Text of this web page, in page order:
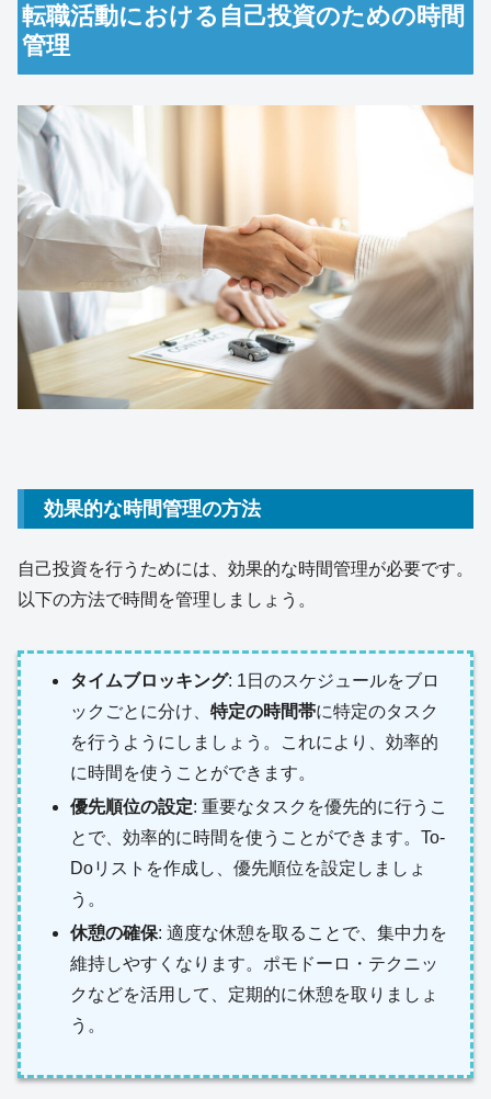
転職活動における自己投資のための時間
管理
効果的な時間管理の方法
自己投資を行うためには、効果的な時間管理が必要です。
以下の方法で時間を管理しましょう。
タイムブロッキング: 1日のスケジュールをブロ
ックごとに分け、特定の時間帯に特定のタスク
を行うようにしましょう。これにより、効率的
に時間を使うことができます。
優先順位の設定: 重要なタスクを優先的に行うこ
とで、効率的に時間を使うことができます。To-
Doリストを作成し、優先順位を設定しましょ
う。
休憩の確保: 適度な休憩を取ることで、集中力を
維持しやすくなります。ポモドーロ・テクニッ
クなどを活用して、定期的に休憩を取りましょ
う。